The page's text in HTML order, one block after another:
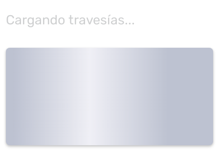
Cargando travesías...